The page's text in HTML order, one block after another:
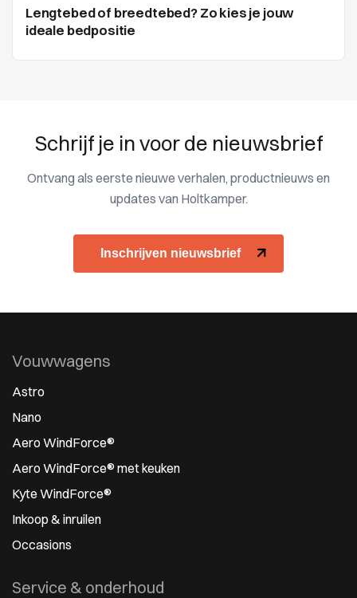
Lengtebed of breedtebed? Zo kies je jouw
ideale bedpositie
Schrijf je in voor de nieuwsbrief
Ontvang als eerste nieuwe verhalen, productnieuws en
updates van Holtkamper.
Inschrijven nieuwsbrief
Vouwwagens
Astro
Nano
Aero WindForce®
Aero WindForce® met keuken
Kyte WindForce®
Inkoop & inruilen
Occasions
Service & onderhoud